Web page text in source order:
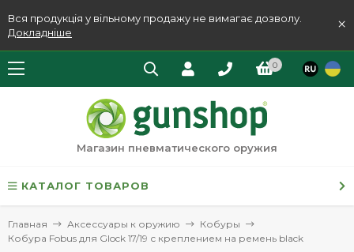
Вся продукція у вільному продажу не вимагає дозволу.
Докладніше
×
0
Магазин пневматического оружия
КАТАЛОГ ТОВАРОВ
Главная Аксессуары к оружию
Кобуры
Кобура Fobus для Glock 17/19 с креплением на ремень black